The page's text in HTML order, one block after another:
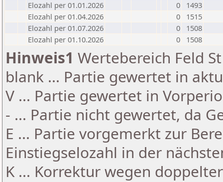
Elozahl per 01.01.2026
0
1493
Elozahl per 01.04.2026
0
1515
Elozahl per 01.07.2026
0
1508
Elozahl per 01.10.2026
0 1508
Hinweis1 Wertebereich Feld
blank ... Partie gewertet in
V ... Partie gewertet in
- ... Partie nicht gewertet, da
E ... Partie vorgemerkt zur
Einstiegselozahl in der
K ... Korrektur wegen